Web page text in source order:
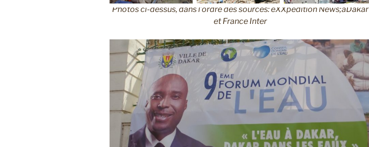
Photos ci-dessus, dans l’ordre des sources: eXXpedition News;aDakar
et France Inter